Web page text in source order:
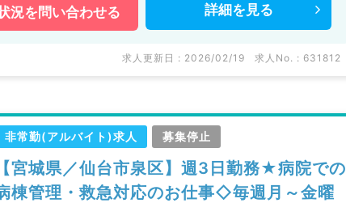
況を 問い合わせる 詳細を 見る
求人更新日 : 2026/02/19 求人No. : 631812
非常勤(アルバイト)求人 募集停止
【宮城県／仙台市泉区】週3日勤務★病院での
棟管理・救急対応のお仕事◇毎週月～金曜